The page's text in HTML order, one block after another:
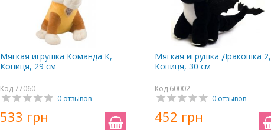
Мягкая игрушка Команда К,
Копиця, 29 см
Код 77060
0 отзывов
533 грн
Мягкая игрушка Дракошка 2,
Копиця, 30 см
Код 60002
0 отзывов
452 грн